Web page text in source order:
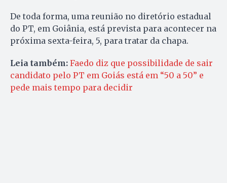
De toda forma, uma reunião no diretório estadual
do PT, em Goiânia, está prevista para acontecer na
próxima sexta-feira, 5, para tratar da chapa.
Leia também: Faedo diz que possibilidade de sair
candidato pelo PT em Goiás está em “50 a 50” e
pede mais tempo para decidir